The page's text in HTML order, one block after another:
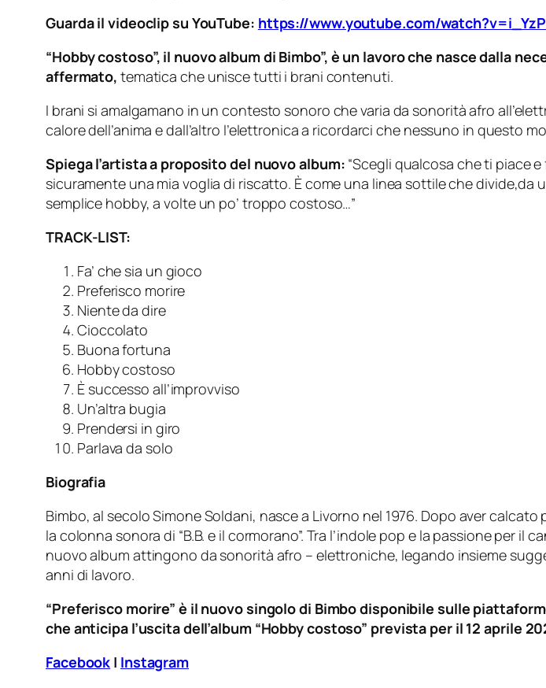
Guarda il videoclip su YouTube: https://www.youtube.com/
“Hobby costoso”, il nuovo album di Bimbo”, è un lavoro che nasce dalla
affermato, tematica che unisce tutti i brani contenuti.
I brani si amalgamano in un contesto sonoro che varia da sonorità afro
calore dell’anima e dall’altro l’elettronica a ricordarci che nessuno in questo
Spiega l’artista a proposito del nuovo album: “Scegli qualcosa che ti piace
sicuramente una mia voglia di riscatto. È come una linea sottile che divide,da
semplice hobby, a volte un po’ troppo costoso…”
TRACK-LIST:
Fa’ che sia un gioco
Preferisco morire
Niente da dire
Cioccolato
Buona fortuna
Hobby costoso
È successo all’improvviso
Un’altra bugia
Prendersi in giro
Parlava da solo
Biografia
Bimbo, al secolo Simone Soldani, nasce a Livorno nel 1976. Dopo aver
la colonna sonora di “B.B. e il cormorano”. Tra l’indole pop e la passione per
nuovo album attingono da sonorità afro – elettroniche, legando insieme
anni di lavoro.
“Preferisco morire” è il nuovo singolo di Bimbo disponibile sulle
che anticipa l’uscita dell’album “Hobby costoso” prevista per il 12 aprile
Facebook | Instagram